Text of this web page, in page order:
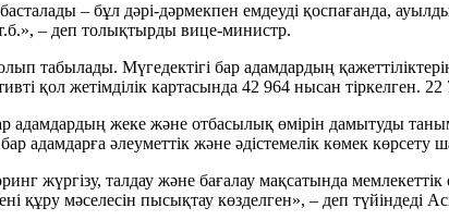
– бұл дәрі-дәрмекпен емдеуді қоспағанда,
– деп толықтырды вице-министр.
табылады. Мүгедектігі бар адамдардың
қол жетімділік картасында 42 964 нысан
адамдардың жеке және отбасылық өмірін дамытуды
адамдарға әлеуметтік және әдістемелік көмек көрсету
жүргізу, талдау және бағалау мақсатында
мәселесін пысықтау көзделген», – деп түйіндеді